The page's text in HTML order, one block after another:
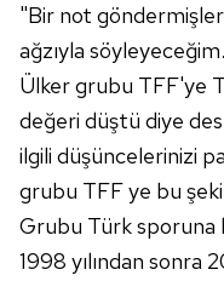
"Bir not
ağzıyla
Ülker grubu TFF'ye
değeri düştü diye
ilgili düşüncelerinizi
grubu TFF ye bu
Grubu Türk
1998 yılından sonra